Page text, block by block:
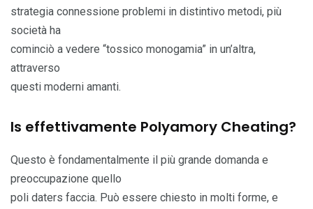
strategia connessione problemi in distintivo metodi, più
società ha
cominciò a vedere “tossico monogamia” in un’altra,
attraverso
questi moderni amanti.
Is effettivamente Polyamory Cheating?
Questo è fondamentalmente il più grande domanda e
preoccupazione quello
poli daters faccia. Può essere chiesto in molti forme, e